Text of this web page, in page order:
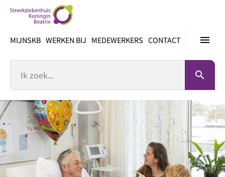
inhoud
menu
MIJNSKB WERKEN BIJ MEDEWERKERS CONTACT
search